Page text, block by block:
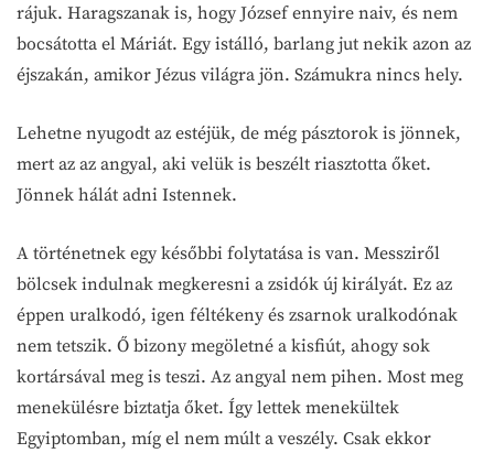
rájuk. Haragszanak is, hogy József ennyire naiv, és nem
bocsátotta el Máriát. Egy istálló, barlang jut nekik azon az
éjszakán, amikor Jézus világra jön. Számukra nincs hely.
Lehetne nyugodt az estéjük, de még pásztorok is jönnek,
mert az az angyal, aki velük is beszélt riasztotta őket.
Jönnek hálát adni Istennek.
A történetnek egy későbbi folytatása is van. Messziről
bölcsek indulnak megkeresni a zsidók új királyát. Ez az
éppen uralkodó, igen féltékeny és zsarnok uralkodónak
nem tetszik. Ő bizony megöletné a kisfiút, ahogy sok
kortársával meg is teszi. Az angyal nem pihen. Most meg
menekülésre biztatja őket. Így lettek menekültek
Egyiptomban, míg el nem múlt a veszély. Csak ekkor